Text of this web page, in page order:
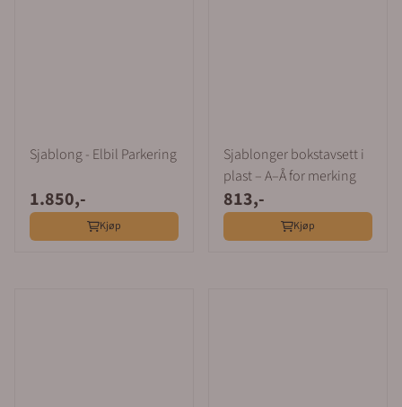
Sjablong - Elbil Parkering
1.850,-
Kjøp
Sjablonger bokstavsett i
plast – A–Å for merking
813,-
Kjøp